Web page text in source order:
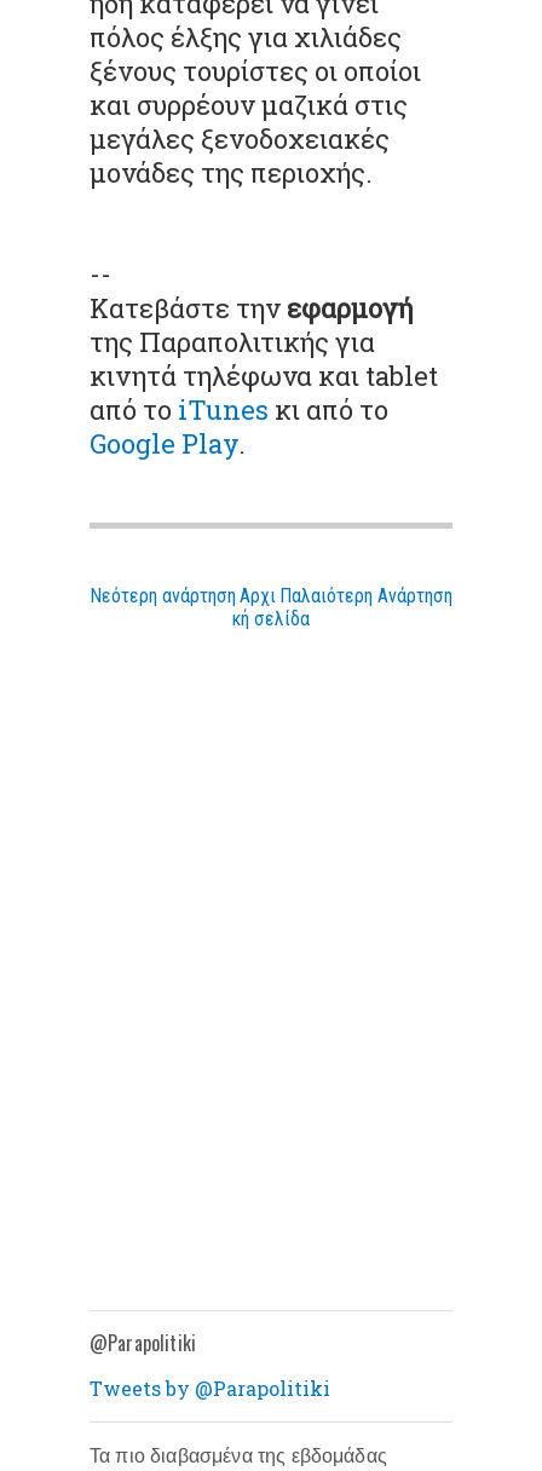
πόλος έλξης για χιλιάδες
ξένους τουρίστες οι οποίοι
και συρρέουν μαζικά στις
μεγάλες ξενοδοχειακές
μονάδες της περιοχής.
--
Κατεβάστε την εφαρμογή
της Παραπολιτικής για
κινητά τηλέφωνα και tablet
από το iTunes κι από το
Google Play.
Νεότερη ανάρτηση Παλαιότερη Ανάρτηση
Αρχι
κή σελίδα
@Parapolitiki
Tweets by @Parapolitiki
Τα πιο διαβασμένα της εβδομάδας